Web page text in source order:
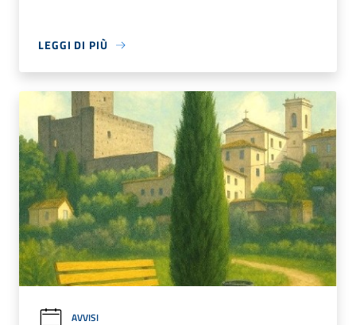
LEGGI DI PIÙ
AVVISI